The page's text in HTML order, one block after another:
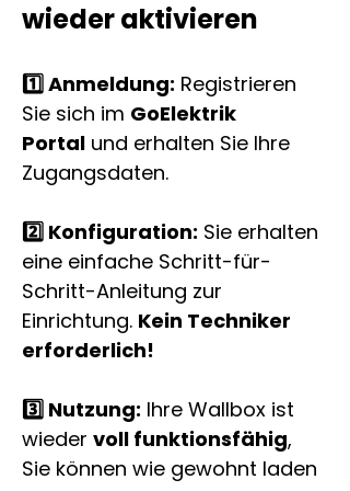
wieder aktivieren
1️⃣ Anmeldung: Registrieren
Sie sich im GoElektrik
Portal und erhalten Sie Ihre
Zugangsdaten.
2️⃣ Konfiguration: Sie erhalten
eine einfache Schritt-für-
Schritt-Anleitung zur
Einrichtung. Kein Techniker
erforderlich!
3️⃣ Nutzung: Ihre Wallbox ist
wieder voll funktionsfähig,
Sie können wie gewohnt laden